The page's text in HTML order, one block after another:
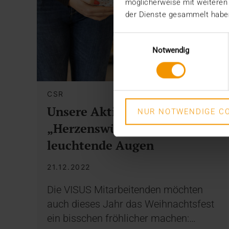
möglicherweise mit
der Dienste gesammelt
Notwendig
NUR NOTWENDIGE
CSR
Unsere Aktion
„Herzenswünsche“ sorgt für
leuchtende Augen
21.12.2022
Die VISUS Mitarbeitenden möchten
auch dieses Jahr das Weihnachtsfest
ein bisschen fröhlicher machen:…